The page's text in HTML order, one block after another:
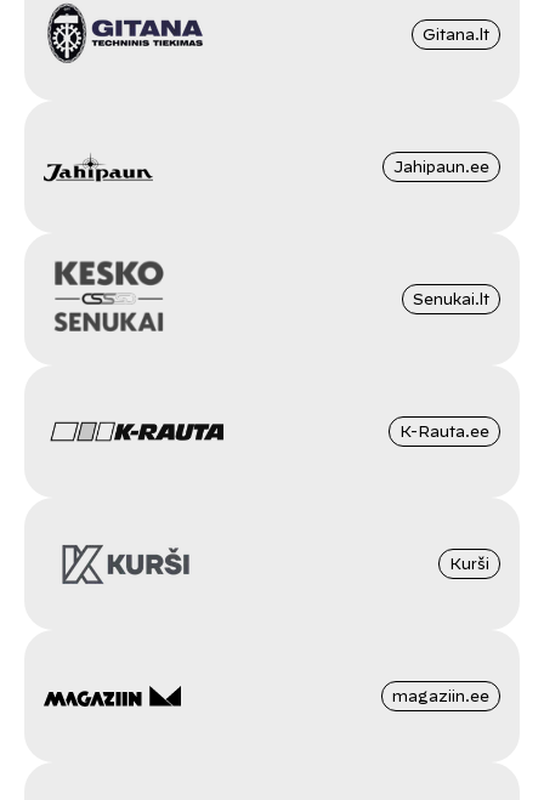
Gitana.lt
Jahipaun.ee
Senukai.lt
K-Rauta.ee
Kurši
magaziin.ee